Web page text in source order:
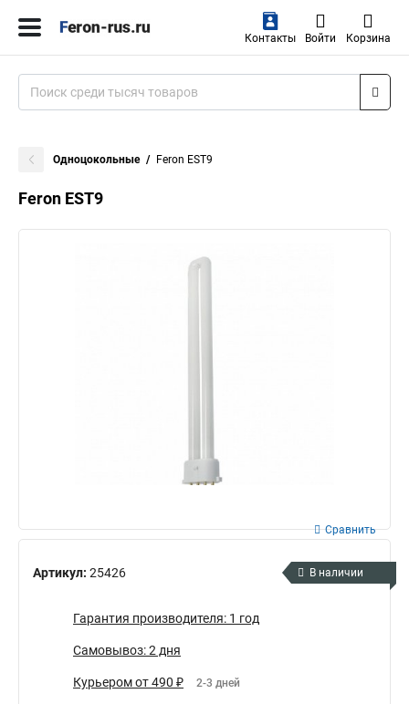
Контакты Войти Корзина
Одноцокольные Feron EST9
Feron EST9
Артикул: 25426
Сравнить
В наличии
Гарантия производителя: 1 год
Самовывоз: 2 дня
Курьером от 490 ₽ 2-3 дней